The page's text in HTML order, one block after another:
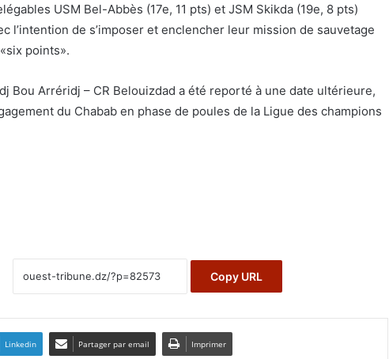
USM Bel-Abbès (17e, 11 pts) et JSM Skikda (19e, 8 pts)
l’intention de s’imposer et enclencher leur mission de sauvetage
points».
Bou Arréridj – CR Belouizdad a été reporté à une date ultérieure,
du Chabab en phase de poules de la Ligue des champions
Copy URL
Linkedin Partager par email Imprimer